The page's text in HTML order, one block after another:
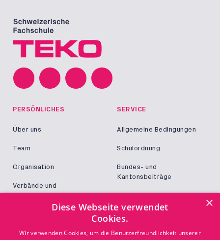
PERSÖNLICHES
Über uns
Team
Organisation
Verbände und
SERVICE
Allgemeine Bedingungen
Schulordnung
Bundes- und
Kantonsbeiträge
KONTAKT
×
Diese Webseite verwendet
Cookies.
Wir verwenden Cookies, um die Benutzerfreundlichkeit unserer